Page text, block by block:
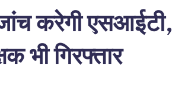
करेगी एसआईटी,
भी गिरफ्तार